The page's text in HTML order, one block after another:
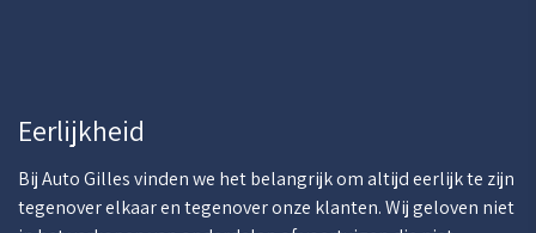
Eerlijkheid
Bij Auto Gilles vinden we het belangrijk om altijd eerlijk te zijn
tegenover elkaar en tegenover onze klanten. Wij geloven niet